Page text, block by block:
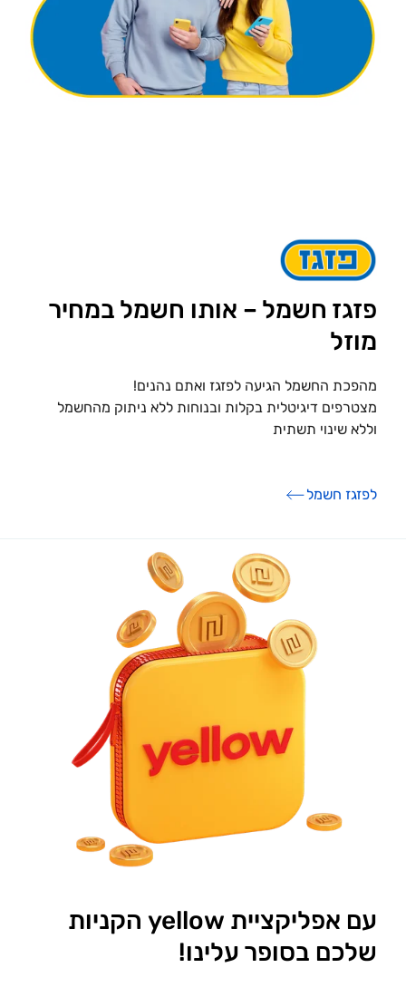
פזגז חשמל – אותו חשמל במחיר
מוזל
מהפכת החשמל הגיעה לפזגז ואתם נהנים!
מצטרפים דיגיטלית בקלות ובנוחות ללא ניתוק מהחשמל
וללא שינוי תשתית
לפזגז חשמל
עם אפליקציית yellow הקניות
שלכם בסופר עלינו!